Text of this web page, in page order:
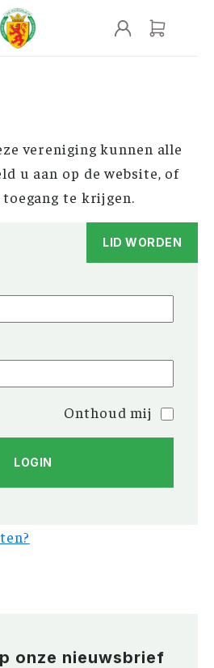
vereniging kunnen alle
u aan op de website, of
te krijgen.
LID WORDEN
Onthoud mij
onze nieuwsbrief